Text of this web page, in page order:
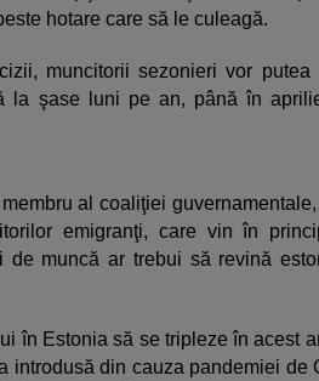
hotare care să le culeagă.
muncitorii sezonieri vor putea
la şase luni pe an, până în
al coaliţiei
emigranţi, care vin în
muncă ar trebui să revină
în Estonia să se tripleze în acest
introdusă din cauza pandemiei de